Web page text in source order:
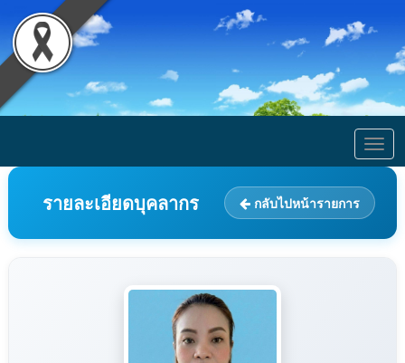
รายละเอียดบุคลากร กลับไปหน้ารายการ